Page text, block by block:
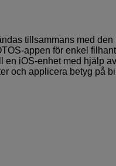
tillsammans med
appen för enkel
en iOS-enhet med hjälp
och applicera betyg på